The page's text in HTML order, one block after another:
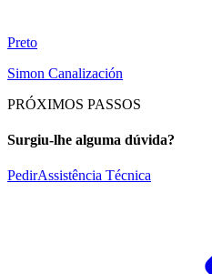
Preto
Simon Canalización
PRÓXIMOS PASSOS
Surgiu-lhe alguma dúvida?
PedirAssistência Técnica